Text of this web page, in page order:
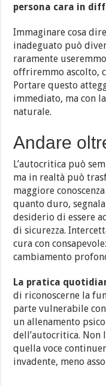
persona cara in
Immaginare cosa
inadeguato può
raramente
offriremmo ascolto,
Portare questo
immediato, ma con
naturale.
Andare
L’autocritica può
ma in realtà può
maggiore
quanto duro,
desiderio di essere
di sicurezza.
cura con
cambiamento
La pratica
di riconoscerne la
parte vulnerabile
un allenamento
dell’autocritica.
quella voce
invadente, meno